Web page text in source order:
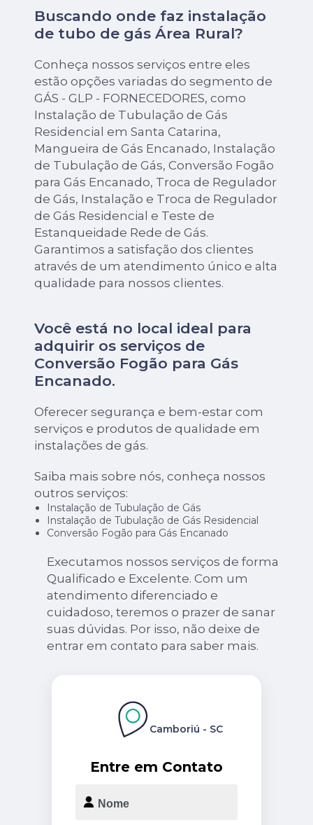
Buscando onde faz instalação
de tubo de gás Área Rural?
Conheça nossos serviços entre eles
estão opções variadas do segmento de
GÁS - GLP - FORNECEDORES, como
Instalação de Tubulação de Gás
Residencial em Santa Catarina,
Mangueira de Gás Encanado, Instalação
de Tubulação de Gás, Conversão Fogão
para Gás Encanado, Troca de Regulador
de Gás, Instalação e Troca de Regulador
de Gás Residencial e Teste de
Estanqueidade Rede de Gás.
Garantimos a satisfação dos clientes
através de um atendimento único e alta
qualidade para nossos clientes.
Você está no local ideal para
adquirir os serviços de
Conversão Fogão para Gás
Encanado.
Oferecer segurança e bem-estar com
serviços e produtos de qualidade em
instalações de gás.
Saiba mais sobre nós, conheça nossos
outros serviços:
Instalação de Tubulação de Gás
Instalação de Tubulação de Gás Residencial
Conversão Fogão para Gás Encanado
Executamos nossos serviços de forma
Qualificado e Excelente. Com um
atendimento diferenciado e
cuidadoso, teremos o prazer de sanar
suas dúvidas. Por isso, não deixe de
entrar em contato para saber mais.
Entre em Contato
Camboriú - SC